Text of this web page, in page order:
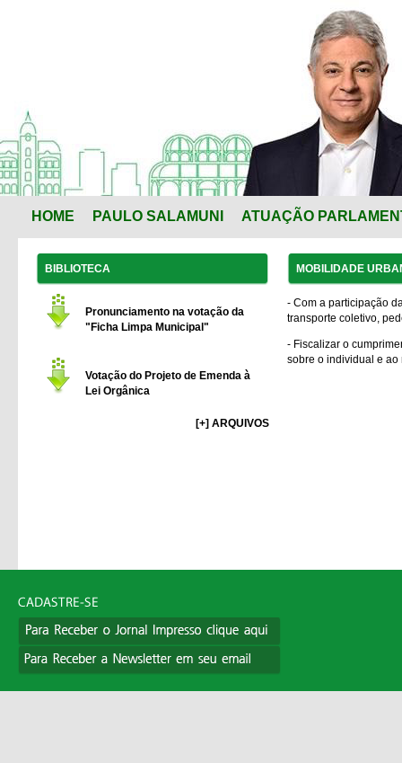
HOME PAULO SALAMUNI ATUAÇÃO
BIBLIOTECA
Pronunciamento na votação da
"Ficha Limpa Municipal"
Votação do Projeto de Emenda à
Lei Orgânica
[+] ARQUIVOS
MOBILIDADE
- Com a participação
transporte coletivo,
- Fiscalizar o
sobre o individual e ao